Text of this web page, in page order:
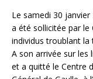
Le samedi 30
a été sollicitée par le
individus troublant la
A son arrivée sur les
et a quitté le Centre